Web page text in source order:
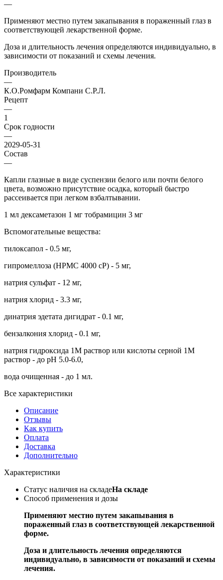
—
Применяют местно путем закапывания в пораженный глаз в
соответствующей лекарственной форме.
Доза и длительность лечения определяются индивидуально, в
зависимости от показаний и схемы лечения.
Производитель
—
К.О.Ромфарм Компани С.Р.Л.
Рецепт
—
1
Срок годности
—
2029-05-31
Состав
—
Капли глазные в виде суспензии белого или почти белого
цвета, возможно присутствие осадка, который быстро
рассеивается при легком взбалтывании.
1 мл дексаметазон 1 мг тобрамицин 3 мг
Вспомогательные вещества:
тилоксапол - 0.5 мг,
гипромеллоза (HPMC 4000 cP) - 5 мг,
натрия сульфат - 12 мг,
натрия хлорид - 3.3 мг,
динатрия эдетата дигидрат - 0.1 мг,
бензалкония хлорид - 0.1 мг,
натрия гидроксида 1М раствор или кислоты серной 1М
раствор - до pH 5.0-6.0,
вода очищенная - до 1 мл.
Все характеристики
Описание
Отзывы
Как купить
Оплата
Доставка
Дополнительно
Характеристики
Статус наличия на складеНа складе
Способ применения и дозы
Применяют местно путем закапывания в
пораженный глаз в соответствующей лекарственной
форме.
Доза и длительность лечения определяются
индивидуально, в зависимости от показаний и схемы
лечения.